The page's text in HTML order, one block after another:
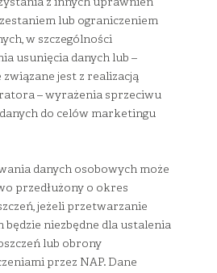
z innych uprawnień
lub ograniczeniem
w szczególności
usunięcia danych lub –
jest z realizacją
– wyrażenia sprzeciwu
do celów marketingu
danych osobowych może
przedłużony o okres
jeżeli przetwarzanie
będzie niezbędne dla ustalenia
lub obrony
przez NAP. Dane